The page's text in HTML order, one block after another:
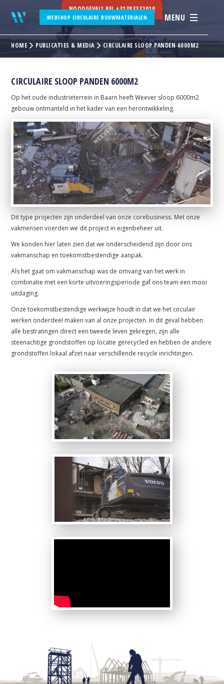
WEBSHOP CIRCULAIRE BOUWMATERIALEN MENU
NOODGEVAL? BEL+31383332010
HOME PUBLICATIES & MEDIA CIRCULAIRE SLOOP PANDEN 6000M2
CIRCULAIRE SLOOP PANDEN 6000M2
Op het oude industrieterrein in Baarn heeft Weever sloop 6000m2
gebouw ontmanteld in het kader van een herontwikkeling.
Dit type projecten zijn onderdeel van onze corebusiness. Met onze
vakmensen voerden we dit project in eigenbeheer uit.
We konden hier laten zien dat we onderscheidend zijn door ons
vakmanschap en toekomstbestendige aanpak.
Als het gaat om vakmanschap was de omvang van het werk in
combinatie met een korte uitvoeringsperiode gaf ons team een mooi
uitdaging.
Onze toekomstbestendige werkwijze houdt in dat we het circulair
werken onderdeel maken van al onze projecten. In dit geval hebben
alle bestratingen direct een tweede leven gekregen, zijn alle
steenachtige grondstoffen op locatie gerecycled en hebben de andere
grondstoffen lokaal afzet naar verschillende recycle inrichtingen.